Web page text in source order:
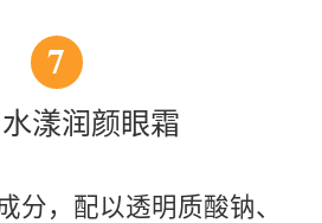
7
漾润颜眼霜
分，配以透明质酸钠、